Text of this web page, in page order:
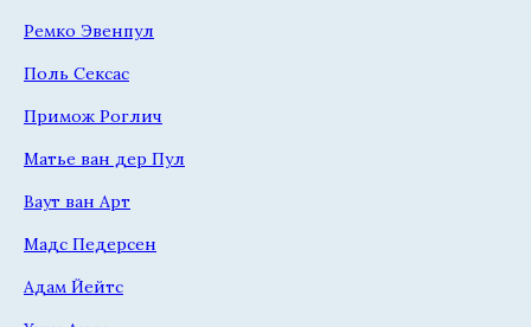
Ремко Эвенпул
Поль Сексас
Примож Роглич
Матье ван дер Пул
Ваут ван Арт
Мадс Педерсен
Адам Йейтс